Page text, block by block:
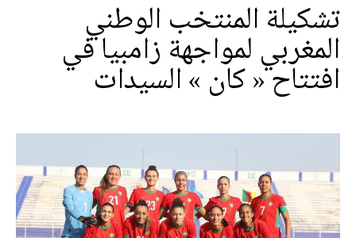
تشكيلة المنتخب الوطني
المغربي لمواجهة زامبيا في
افتتاح « كان » السيدات